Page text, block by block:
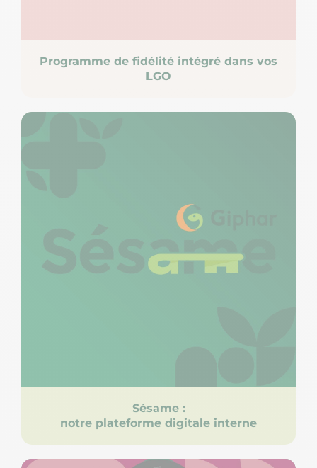
Programme de fidélité intégré dans vos
LGO
Sésame :
notre plateforme digitale interne